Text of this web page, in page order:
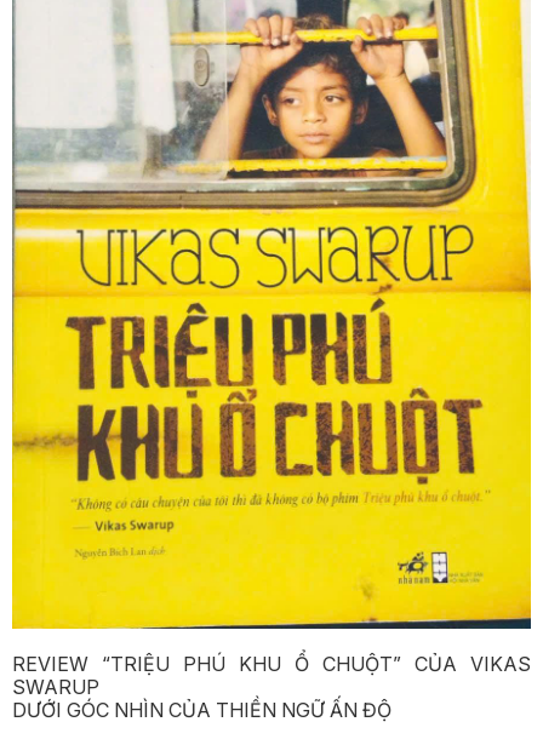
REVIEW “TRIỆU PHÚ KHU Ổ CHUỘT” CỦA VIKAS
SWARUP
DƯỚI GÓC NHÌN CỦA THIỀN NGỮ ẤN ĐỘ